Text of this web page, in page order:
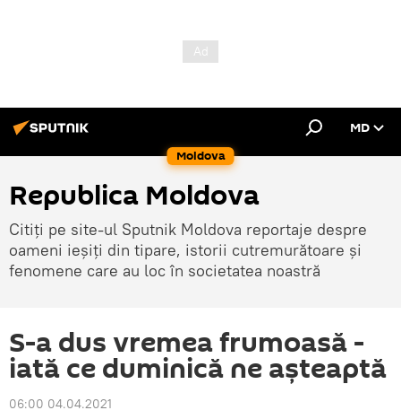
Moldova
MD
Republica Moldova
Citiți pe site-ul Sputnik Moldova reportaje despre
oameni ieșiți din tipare, istorii cutremurătoare și
fenomene care au loc în societatea noastră
S-a dus vremea frumoasă -
iată ce duminică ne așteaptă
06:00 04.04.2021